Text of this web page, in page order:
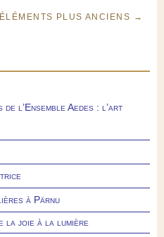
ÉLÉMENTS PLUS ANCIENS →
l’Ensemble Aedes : l’art
à Pärnu
la joie à la lumière